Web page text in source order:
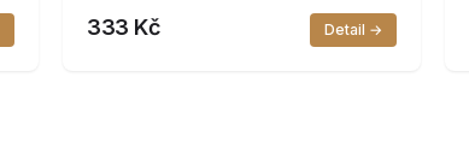
333 Kč Detail →